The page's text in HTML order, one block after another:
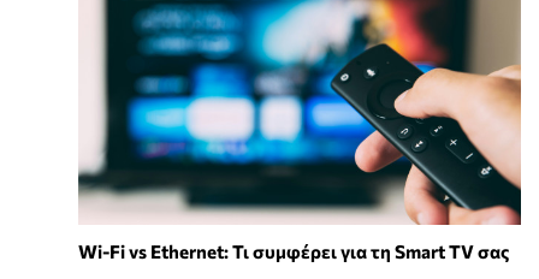
Wi-Fi vs Ethernet: Τι συμφέρει για τη Smart TV σας